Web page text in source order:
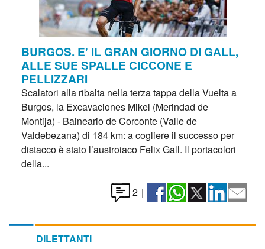
BURGOS. E' IL GRAN GIORNO DI GALL,
ALLE SUE SPALLE CICCONE E
PELLIZZARI
Scalatori alla ribalta nella terza tappa della Vuelta a
Burgos, la Excavaciones Mikel (Merindad de
Montija) - Balneario de Corconte (Valle de
Valdebezana) di 184 km: a cogliere il successo per
distacco è stato l’austroiaco Felix Gall. Il portacolori
della...
2 |
DILETTANTI